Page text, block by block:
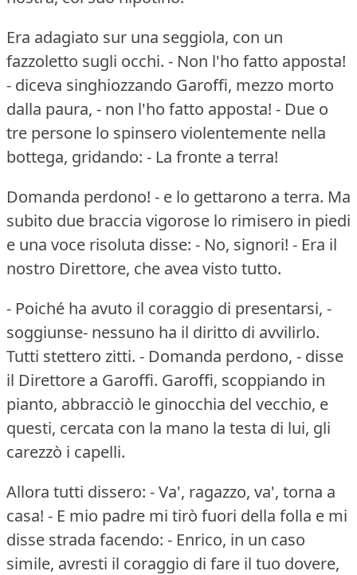
Era adagiato sur una seggiola, con un
fazzoletto sugli occhi. - Non l'ho fatto apposta!
- diceva singhiozzando Garoffi, mezzo morto
dalla paura, - non l'ho fatto apposta! - Due o
tre persone lo spinsero violentemente nella
bottega, gridando: - La fronte a terra!
Domanda perdono! - e lo gettarono a terra. Ma
subito due braccia vigorose lo rimisero in piedi
e una voce risoluta disse: - No, signori! - Era il
nostro Direttore, che avea visto tutto.
- Poiché ha avuto il coraggio di presentarsi, -
soggiunse- nessuno ha il diritto di avvilirlo.
Tutti stettero zitti. - Domanda perdono, - disse
il Direttore a Garoffi. Garoffi, scoppiando in
pianto, abbracciò le ginocchia del vecchio, e
questi, cercata con la mano la testa di lui, gli
carezzò i capelli.
Allora tutti dissero: - Va', ragazzo, va', torna a
casa! - E mio padre mi tirò fuori della folla e mi
disse strada facendo: - Enrico, in un caso
simile, avresti il coraggio di fare il tuo dovere,